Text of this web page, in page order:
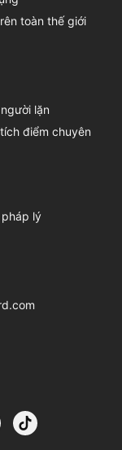
toàn thế giới
lặn
điểm chuyên
lý